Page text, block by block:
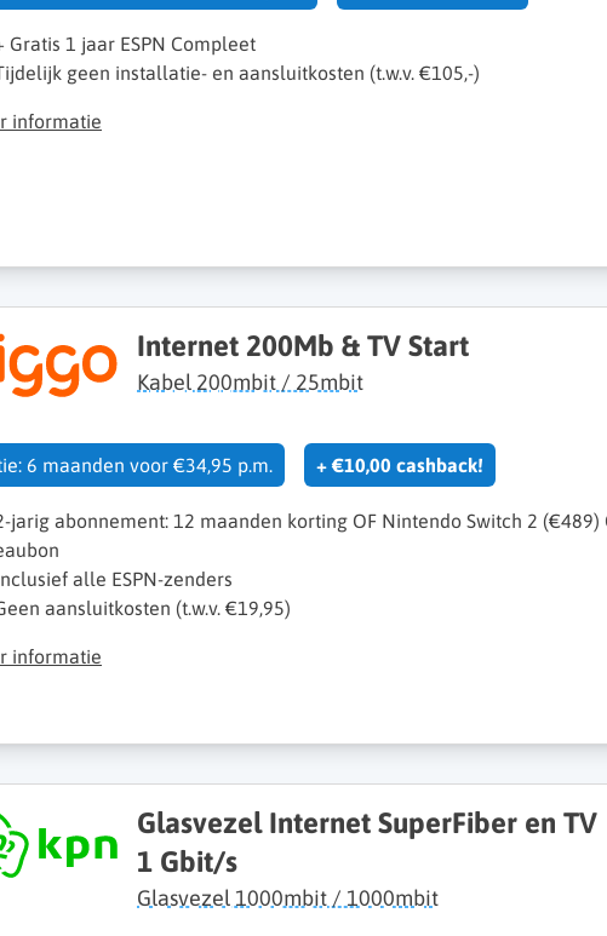
Gratis 1 jaar ESPN Compleet
geen installatie- en aansluitkosten (t.w.v. €105,-)
informatie
Internet 200Mb & TV Start
Kabel 200mbit / 25mbit
6 maanden voor €34,95 p.m. + €10,00 cashback!
jarig abonnement: 12 maanden korting OF Nintendo Switch 2 (€489)
alle ESPN-zenders
aansluitkosten (t.w.v. €19,95)
informatie
Glasvezel Internet SuperFiber en TV
1 Gbit/s
Glasvezel 1000mbit / 1000mbit